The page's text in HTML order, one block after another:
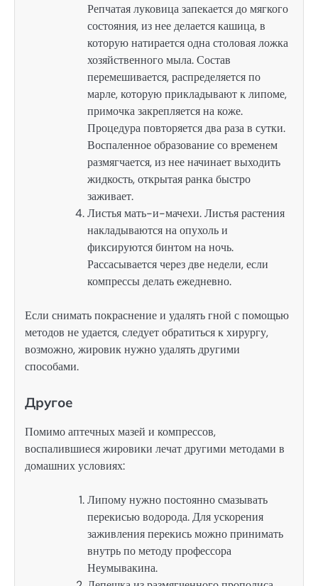
Репчатая луковица запекается до мягкого
состояния, из нее делается кашица, в
которую натирается одна столовая ложка
хозяйственного мыла. Состав
перемешивается, распределяется по
марле, которую прикладывают к липоме,
примочка закрепляется на коже.
Процедура повторяется два раза в сутки.
Воспаленное образование со временем
размягчается, из нее начинает выходить
жидкость, открытая ранка быстро
заживает.
Листья мать-и-мачехи. Листья растения
накладываются на опухоль и
фиксируются бинтом на ночь.
Рассасывается через две недели, если
компрессы делать ежедневно.
Если снимать покраснение и удалять гной с помощью
методов не удается, следует обратиться к хирургу,
возможно, жировик нужно удалять другими
способами.
Другое
Помимо аптечных мазей и компрессов,
воспалившиеся жировики лечат другими методами в
домашних условиях:
Липому нужно постоянно смазывать
перекисью водорода. Для ускорения
заживления перекись можно принимать
внутрь по методу профессора
Неумывакина.